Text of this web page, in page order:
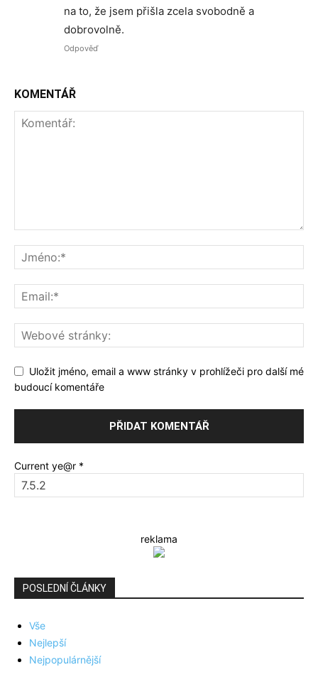
na to, že jsem přišla zcela svobodně a
dobrovolně.
Odpověď
KOMENTÁŘ
Uložit jméno, email a www stránky v prohlížeči pro další mé
budoucí komentáře
Current ye@r *
reklama
POSLEDNÍ ČLÁNKY
Vše
Nejlepší
Nejpopulárnější